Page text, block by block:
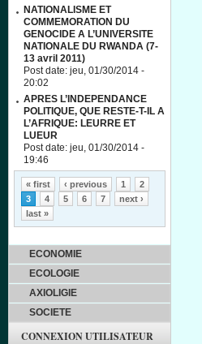
NATIONALISME ET
COMMEMORATION DU
GENOCIDE A L’UNIVERSITE
NATIONALE DU RWANDA (7-
13 avril 2011)
Post date: jeu, 01/30/2014 -
20:02
APRES L’INDEPENDANCE
POLITIQUE, QUE RESTE-T-IL A
L’AFRIQUE: LEURRE ET
LUEUR
Post date: jeu, 01/30/2014 -
19:46
Pages
« first ‹ previous 1
2
3
4 5 6 7
next ›
last »
ECONOMIE
ECOLOGIE
AXIOLIGIE
SOCIETE
CONNEXION UTILISATEUR